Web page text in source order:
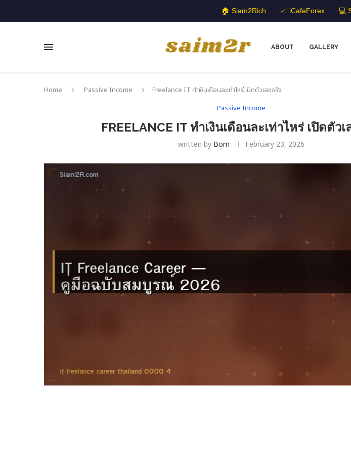
🏠 Siam2Rich 📈 iCafeForex 💻
ABOUT GALLERY
Home Passive Income
Freelance IT ทำเงินเดือนละเท่าไหร่ เปิดตัวเลขจริง
Passive Income
FREELANCE IT ทำเงินเดือนละเท่าไหร่ เปิดตัวเ
written by Bom February 23, 2026